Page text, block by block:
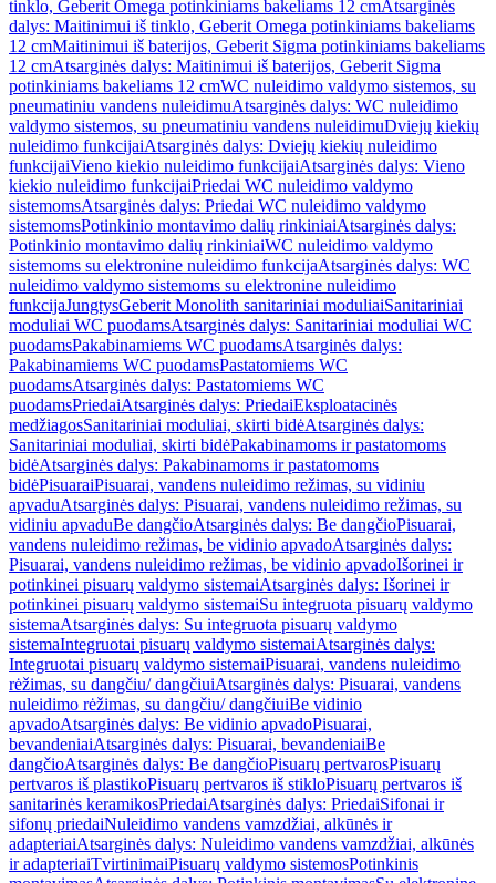
tinklo, Geberit Omega potinkiniams bakeliams 12 cmAtsarginės
dalys: Maitinimui iš tinklo, Geberit Omega potinkiniams bakeliams
12 cmMaitinimui iš baterijos, Geberit Sigma potinkiniams bakeliams
12 cmAtsarginės dalys: Maitinimui iš baterijos, Geberit Sigma
potinkiniams bakeliams 12 cmWC nuleidimo valdymo sistemos, su
pneumatiniu vandens nuleidimuAtsarginės dalys: WC nuleidimo
valdymo sistemos, su pneumatiniu vandens nuleidimuDviejų kiekių
nuleidimo funkcijaiAtsarginės dalys: Dviejų kiekių nuleidimo
funkcijaiVieno kiekio nuleidimo funkcijaiAtsarginės dalys: Vieno
kiekio nuleidimo funkcijaiPriedai WC nuleidimo valdymo
sistemomsAtsarginės dalys: Priedai WC nuleidimo valdymo
sistemomsPotinkinio montavimo dalių rinkiniaiAtsarginės dalys:
Potinkinio montavimo dalių rinkiniaiWC nuleidimo valdymo
sistemoms su elektronine nuleidimo funkcijaAtsarginės dalys: WC
nuleidimo valdymo sistemoms su elektronine nuleidimo
funkcijaJungtysGeberit Monolith sanitariniai moduliaiSanitariniai
moduliai WC puodamsAtsarginės dalys: Sanitariniai moduliai WC
puodamsPakabinamiems WC puodamsAtsarginės dalys:
Pakabinamiems WC puodamsPastatomiems WC
puodamsAtsarginės dalys: Pastatomiems WC
puodamsPriedaiAtsarginės dalys: PriedaiEksploatacinės
medžiagosSanitariniai moduliai, skirti bidėAtsarginės dalys:
Sanitariniai moduliai, skirti bidėPakabinamoms ir pastatomoms
bidėAtsarginės dalys: Pakabinamoms ir pastatomoms
bidėPisuaraiPisuarai, vandens nuleidimo režimas, su vidiniu
apvaduAtsarginės dalys: Pisuarai, vandens nuleidimo režimas, su
vidiniu apvaduBe dangčioAtsarginės dalys: Be dangčioPisuarai,
vandens nuleidimo režimas, be vidinio apvadoAtsarginės dalys:
Pisuarai, vandens nuleidimo režimas, be vidinio apvadoIšorinei ir
potinkinei pisuarų valdymo sistemaiAtsarginės dalys: Išorinei ir
potinkinei pisuarų valdymo sistemaiSu integruota pisuarų valdymo
sistemaAtsarginės dalys: Su integruota pisuarų valdymo
sistemaIntegruotai pisuarų valdymo sistemaiAtsarginės dalys:
Integruotai pisuarų valdymo sistemaiPisuarai, vandens nuleidimo
rėžimas, su dangčiu/ dangčiuiAtsarginės dalys: Pisuarai, vandens
nuleidimo rėžimas, su dangčiu/ dangčiuiBe vidinio
apvadoAtsarginės dalys: Be vidinio apvadoPisuarai,
bevandeniaiAtsarginės dalys: Pisuarai, bevandeniaiBe
dangčioAtsarginės dalys: Be dangčioPisuarų pertvarosPisuarų
pertvaros iš plastikoPisuarų pertvaros iš stikloPisuarų pertvaros iš
sanitarinės keramikosPriedaiAtsarginės dalys: PriedaiSifonai ir
sifonų priedaiNuleidimo vandens vamzdžiai, alkūnės ir
adapteriaiAtsarginės dalys: Nuleidimo vandens vamzdžiai, alkūnės
ir adapteriaiTvirtinimaiPisuarų valdymo sistemosPotinkinis